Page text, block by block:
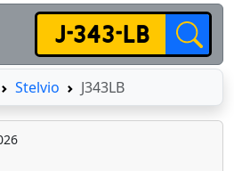
Stelvio J343LB